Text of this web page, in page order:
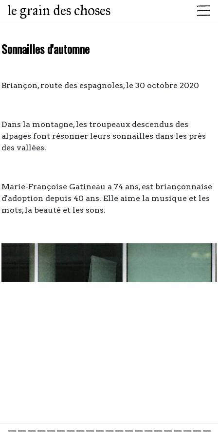
le grain des choses
Sonnailles d'automne
Briançon, route des espagnoles, le 30 octobre 2020
Dans la montagne, les troupeaux descendus des
alpages font résonner leurs sonnailles dans les près
des vallées.
Marie-Françoise Gatineau a 74 ans, est briançonnaise
d'adoption depuis 40 ans. Elle aime la musique et les
mots, la beauté et les sons.